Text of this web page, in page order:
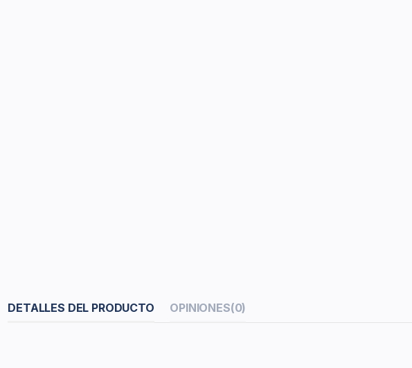
DETALLES DEL PRODUCTO OPINIONES(0)